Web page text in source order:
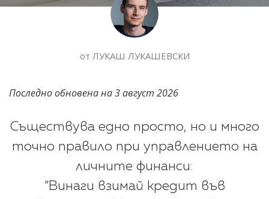
от ЛУКАШ ЛУКАШЕВСКИ
Последно обновена на3 август 2026
Съществува едно просто, но и много
точно правило при управлението на
личните финанси:
“Винаги взимай кредит във